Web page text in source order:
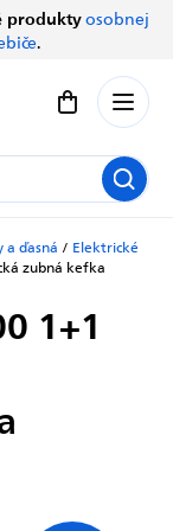
produktyosobnej
.
Nákupný
a ďasná / Elektrické
zubná kefka
1+1